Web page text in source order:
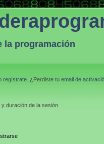
la programación
regístrate . ¿Perdiste tu email de
duración de la sesión